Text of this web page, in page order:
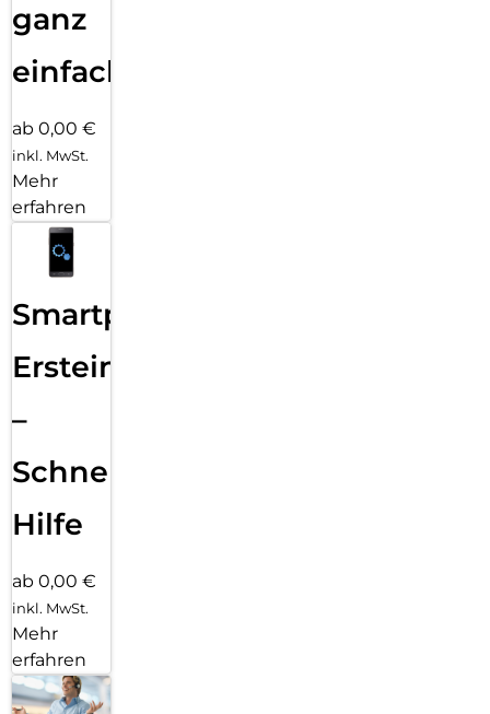
ganz
einfach
ab 0,00 €
inkl. MwSt.
Mehr
erfahren
Smartphone
Ersteinrichtung
–
Schnelle
Hilfe
ab 0,00 €
inkl. MwSt.
Mehr
erfahren